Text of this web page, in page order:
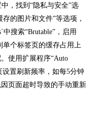
，找到“隐私与安全”选
的图片和文件”等选项，
中搜索“Brutable”，启用
单个标签页的缓存占用上
使用扩展程序“Auto
设置刷新频率，如每5分钟
页面超时导致的手动重新